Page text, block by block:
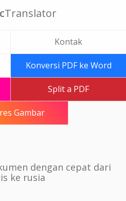
Translator
Kontak
Konversi PDF ke Word
Split a PDF
Gambar
dengan cepat dari
ke rusia